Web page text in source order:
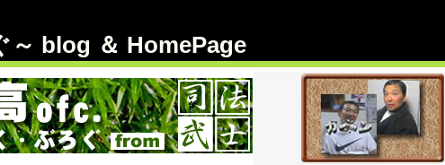
blog ＆ HomePage